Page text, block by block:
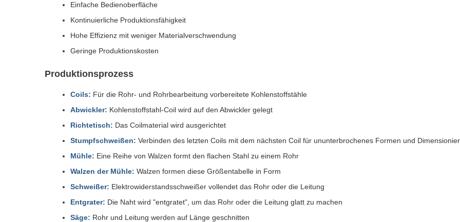
Einfache Bedienoberfläche
Kontinuierliche Produktionsfähigkeit
Hohe Effizienz mit weniger Materialverschwendung
Geringe Produktionskosten
Produktionsprozess
Coils: Für die Rohr- und Rohrbearbeitung vorbereitete Kohlenstoffstähle
Abwickler: Kohlenstoffstahl-Coil wird auf den Abwickler gelegt
Richtetisch: Das Coilmaterial wird ausgerichtet
Stumpfschweißen: Verbinden des letzten Coils mit dem nächsten Coil für ununterbrochenes Formen und
Mühle: Eine Reihe von Walzen formt den flachen Stahl zu einem Rohr
Walzen der Mühle: Walzen formen diese Größentabelle in Form
Schweißer: Elektrowiderstandsschweißer vollendet das Rohr oder die Leitung
Entgrater: Die Naht wird "entgratet", um das Rohr oder die Leitung glatt zu machen
Säge: Rohr und Leitung werden auf Länge geschnitten